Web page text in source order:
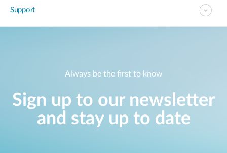
Support
Always be the first to know
Sign up to our newsletter
and stay up to date